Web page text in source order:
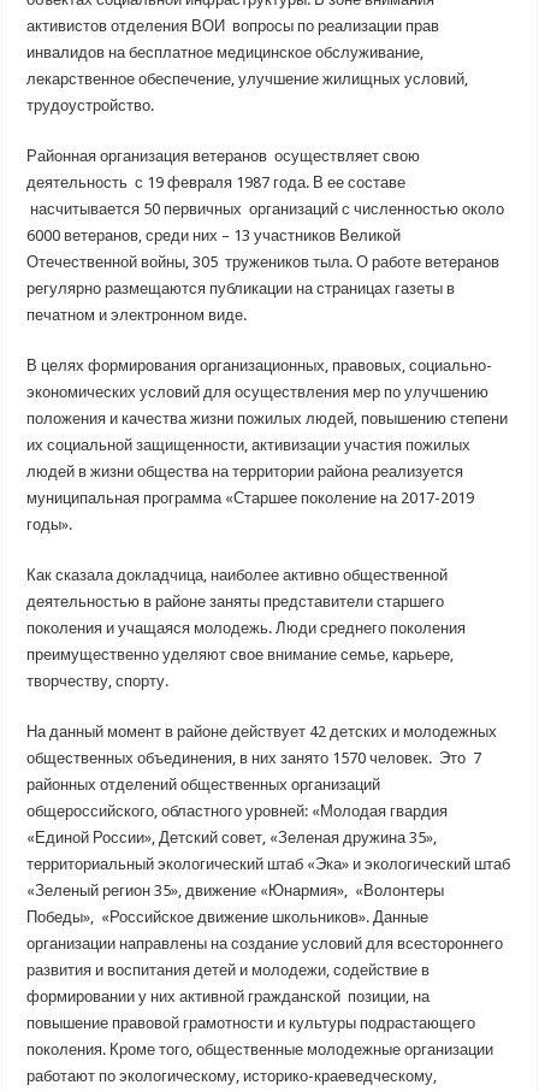
активистов отделения ВОИ вопросы по реализации прав
инвалидов на бесплатное медицинское обслуживание,
лекарственное обеспечение, улучшение жилищных условий,
трудоустройство.
Районная организация ветеранов осуществляет свою
деятельность с 19 февраля 1987 года. В ее составе
насчитывается 50 первичных организаций с численностью около
6000 ветеранов, среди них – 13 участников Великой
Отечественной войны, 305 тружеников тыла. О работе ветеранов
регулярно размещаются публикации на страницах газеты в
печатном и электронном виде.
В целях формирования организационных, правовых, социально-
экономических условий для осуществления мер по улучшению
положения и качества жизни пожилых людей, повышению степени
их социальной защищенности, активизации участия пожилых
людей в жизни общества на территории района реализуется
муниципальная программа «Старшее поколение на 2017-2019
годы».
Как сказала докладчица, наиболее активно общественной
деятельностью в районе заняты представители старшего
поколения и учащаяся молодежь. Люди среднего поколения
преимущественно уделяют свое внимание семье, карьере,
творчеству, спорту.
На данный момент в районе действует 42 детских и молодежных
общественных объединения, в них занято 1570 человек. Это 7
районных отделений общественных организаций
общероссийского, областного уровней: «Молодая гвардия
«Единой России», Детский совет, «Зеленая дружина 35»,
территориальный экологический штаб «Эка» и экологический штаб
«Зеленый регион 35», движение «Юнармия», «Волонтеры
Победы», «Российское движение школьников». Данные
организации направлены на создание условий для всестороннего
развития и воспитания детей и молодежи, содействие в
формировании у них активной гражданской позиции, на
повышение правовой грамотности и культуры подрастающего
поколения. Кроме того, общественные молодежные организации
работают по экологическому, историко-краеведческому,